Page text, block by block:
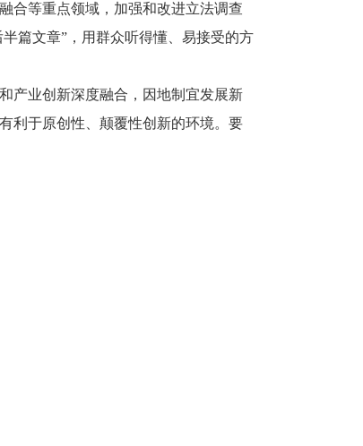
等重点领域，加强和改进立法调查
篇文章”，用群众听得懂、易接受的方
产业创新深度融合，因地制宜发展新
利于原创性、颠覆性创新的环境。要